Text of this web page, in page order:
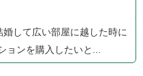
して広い部屋に越した時に
ョンを購入したいと...